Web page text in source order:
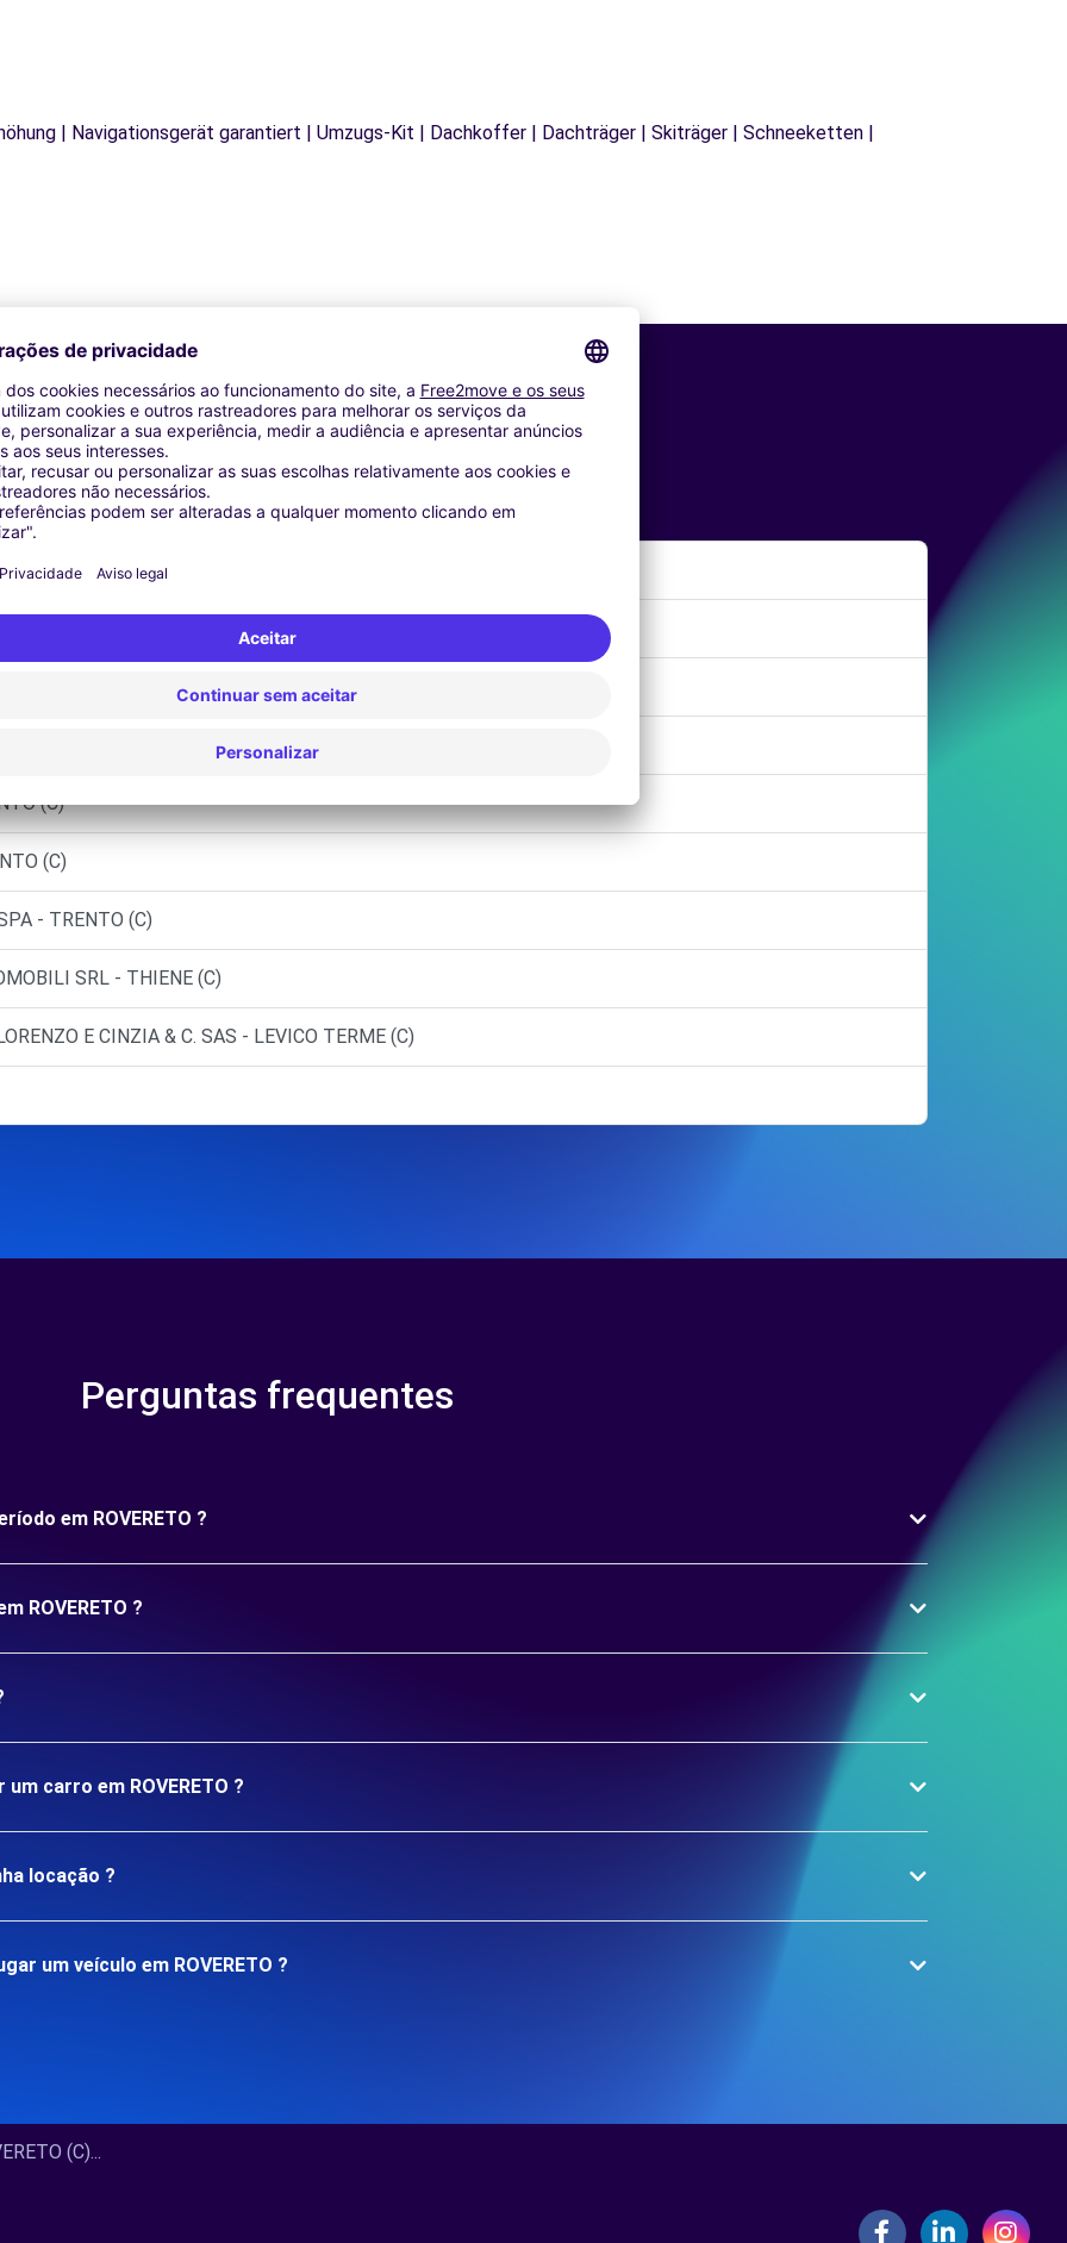
| Navigationsgerät garantiert | Umzugs-Kit | Dachkoffer | Dachträger | Skiträger | Schneeketten |
Agências similares
(C)
(C)
(C)
- TRENTO (C)
SRL - THIENE (C)
E CINZIA & C. SAS - LEVICO TERME (C)
Perguntas frequentes
em ROVERETO ?
ROVERETO ?
carro em ROVERETO ?
locação ?
um veículo em ROVERETO ?
(C)...